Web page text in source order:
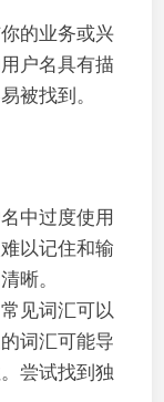
的业务或兴
户名具有描
被找到。
中过度使用
以记住和输
晰。
见词汇可以
词汇可能导
尝试找到独